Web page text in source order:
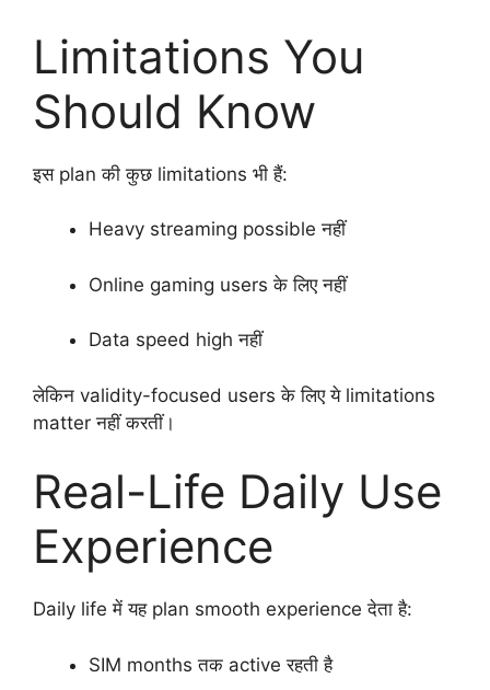
Limitations You
Should Know
इस plan की कुछ limitations भी हैं:
Heavy streaming possible नहीं
Online gaming users के लिए नहीं
Data speed high नहीं
लेकिन validity-focused users के लिए ये limitations
matter नहीं करतीं।
Real-Life Daily Use
Experience
Daily life में यह plan smooth experience देता है:
SIM months तक active रहती है